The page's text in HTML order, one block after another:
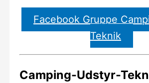
Facebook Gruppe
Teknik
Camping-Udstyr-